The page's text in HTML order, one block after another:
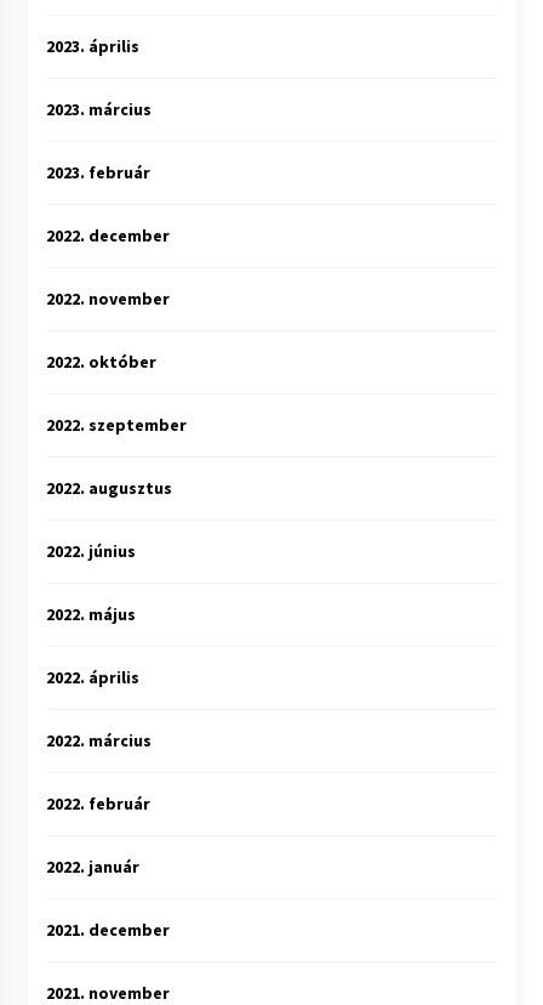
2023. április
2023. március
2023. február
2022. december
2022. november
2022. október
2022. szeptember
2022. augusztus
2022. június
2022. május
2022. április
2022. március
2022. február
2022. január
2021. december
2021. november